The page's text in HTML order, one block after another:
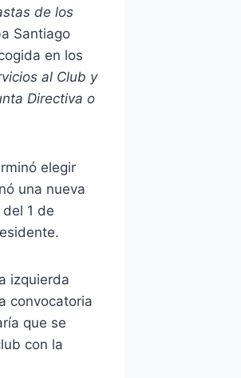
de los
Santiago
en los
al Club y
Directiva o
elegir
una nueva
1 de
izquierda
convocatoria
que se
con la